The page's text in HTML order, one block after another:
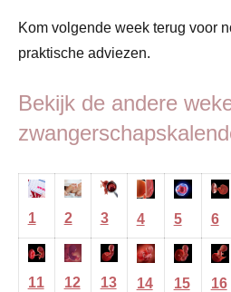
Kom volgende week terug voor
praktische adviezen.
Bekijk de andere
1 2 3 4 5 6
11 12 13 14 15 16